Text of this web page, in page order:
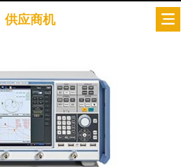
供应商机